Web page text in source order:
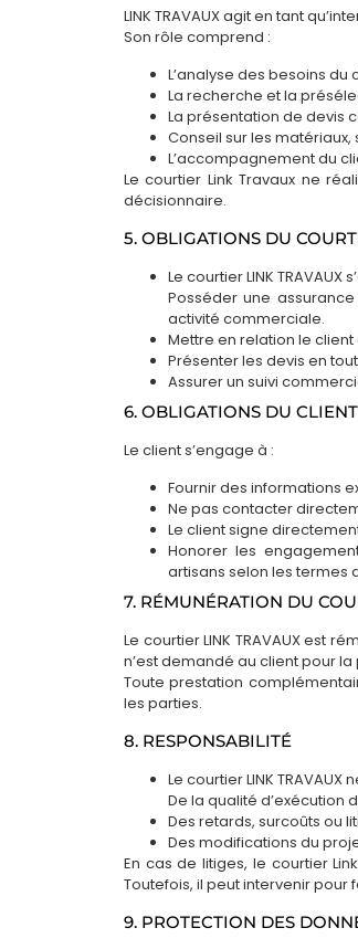
LINK TRAVAUX agit en tant
Son rôle comprend :
L’analyse des besoins
La recherche et la
La présentation de devis
Conseil sur les
L’accompagnement du
Le courtier Link Travaux ne
décisionnaire.
5. OBLIGATIONS DU
Le courtier LINK TRAVAUX
Posséder une
activité commerciale.
Mettre en relation le
Présenter les devis en
Assurer un suivi
6. OBLIGATIONS DU CLIENT
Le client s’engage à :
Fournir des informations
Ne pas contacter
Le client signe
Honorer les
artisans selon les termes
7. RÉMUNÉRATION DU
Le courtier LINK TRAVAUX est
n’est demandé au client pour
Toute prestation
les parties.
8. RESPONSABILITÉ
Le courtier LINK
De la qualité d’exécution
Des retards, surcoûts ou
Des modifications du
En cas de litiges, le courtier
Toutefois, il peut intervenir
9. PROTECTION DES
Climatisation
Cloison placostil
vitrage
Revêtement sol
Appartement